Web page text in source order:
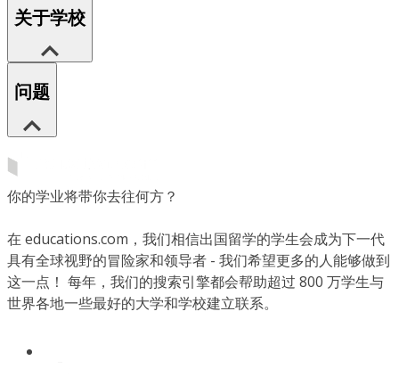
关于学校
问题
你的学业将带你去往何方？
在 educations.com，我们相信出国留学的学生会成为下一代
具有全球视野的冒险家和领导者 - 我们希望更多的人能够做到
这一点！ 每年，我们的搜索引擎都会帮助超过 800 万学生与
世界各地一些最好的大学和学校建立联系。